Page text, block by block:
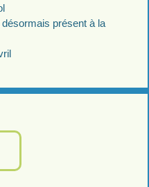
présent à la